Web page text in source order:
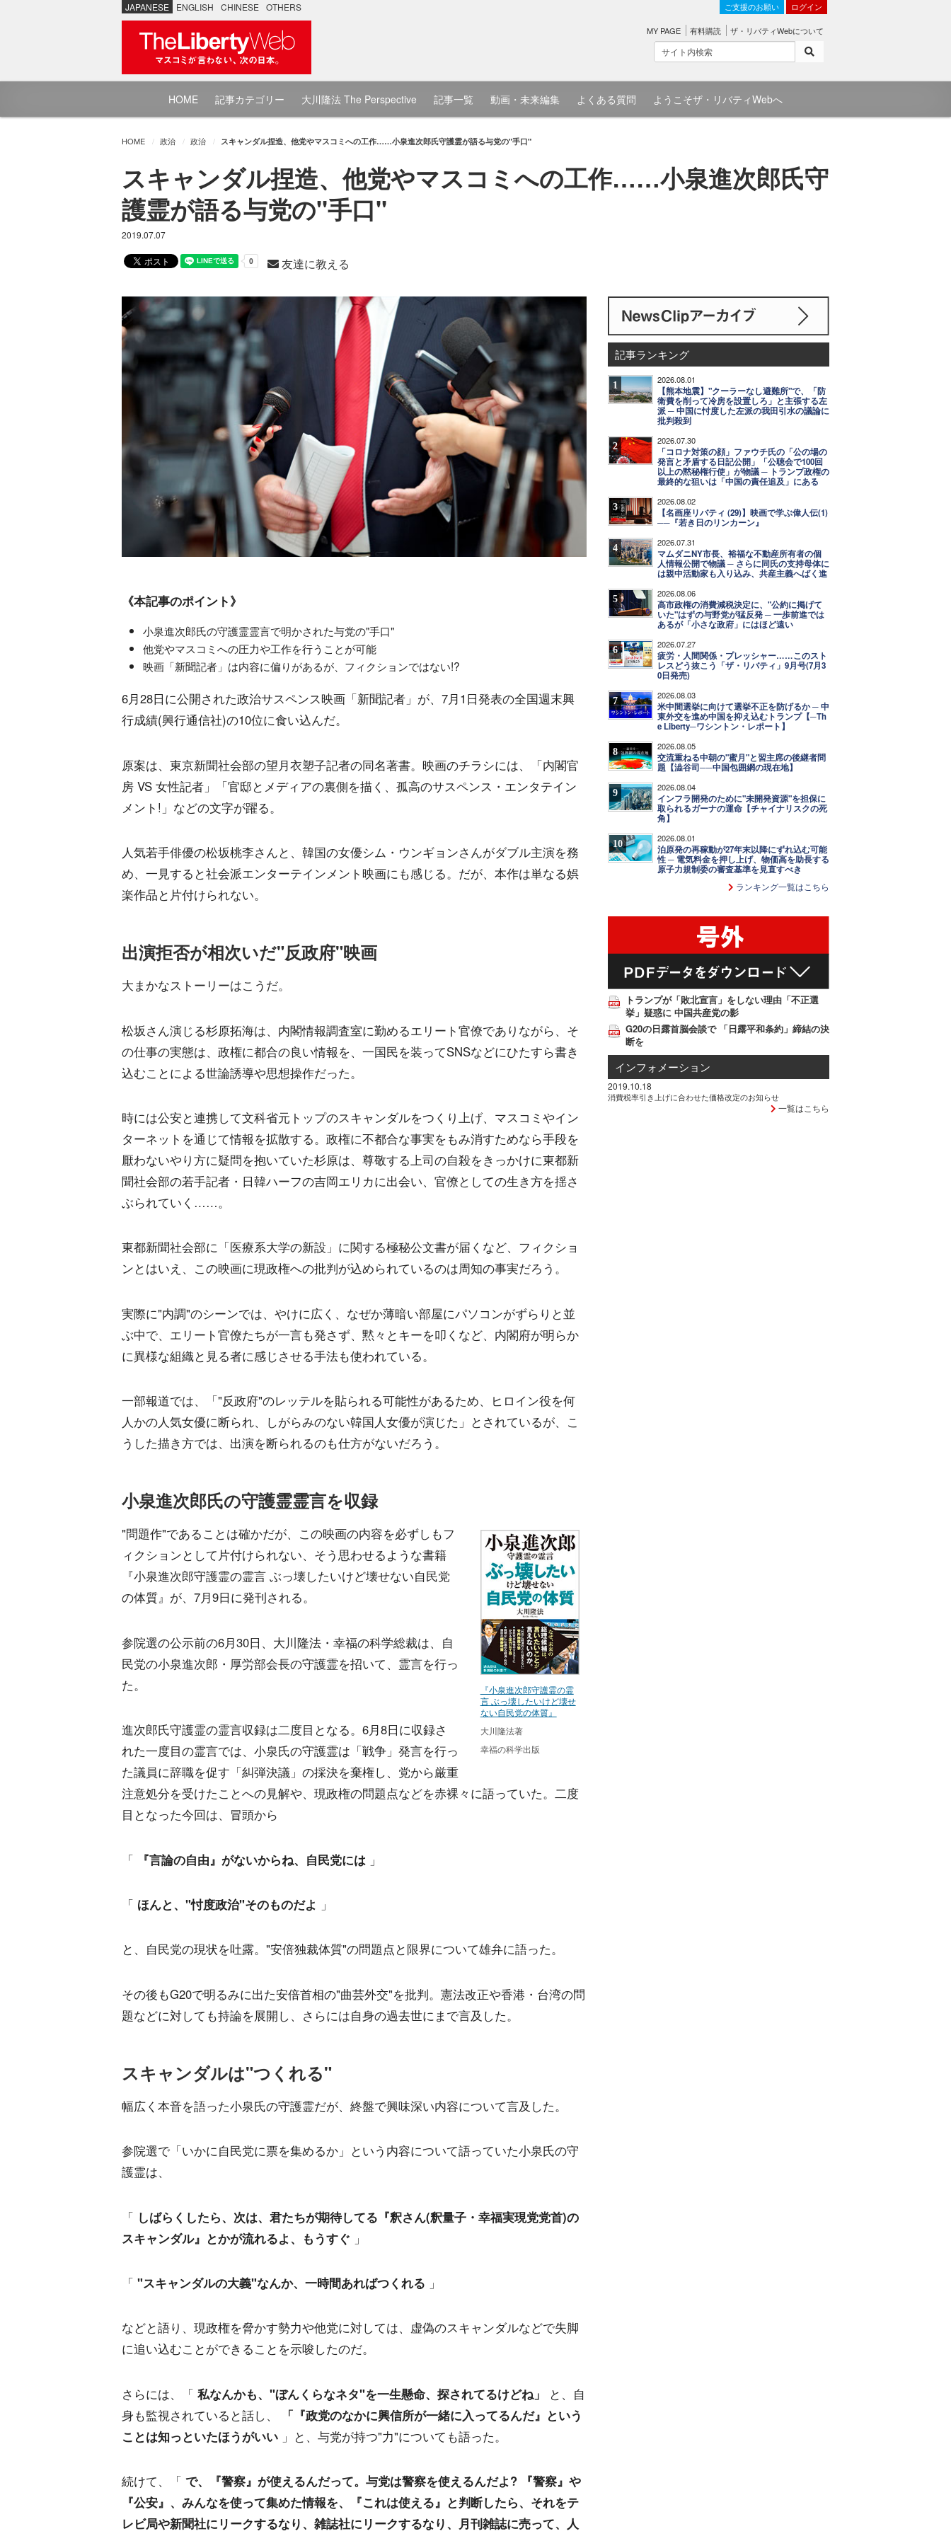
JAPANESE ENGLISH CHINESE OTHERS ご支援のお願い ログイン
MY PAGE 有料購読 ザ・リバティWebについて
HOME 記事カテゴリー 大川隆法 The Perspective 記事一覧 動画・未来編集 よくある質問 ようこそザ・リバティWebへ
HOME 政治 政治 スキャンダル捏造、他党やマスコミへの工作……小泉進次郎氏守護霊が語る与党の"手口"
スキャンダル捏造、他党やマスコミへの工作……小泉進次郎氏守
護霊が語る与党の"手口"
2019.07.07
友達に教える
《本記事のポイント》
小泉進次郎氏の守護霊霊言で明かされた与党の"手口"
他党やマスコミへの圧力や工作を行うことが可能
映画「新聞記者」は内容に偏りがあるが、フィクションではない!?
6月28日に公開された政治サスペンス映画「新聞記者」が、7月1日発表の全国週末興
行成績(興行通信社)の10位に食い込んだ。
原案は、東京新聞社会部の望月衣塑子記者の同名著書。映画のチラシには、「内閣官
房 VS 女性記者」「官邸とメディアの裏側を描く、孤高のサスペンス・エンタテイン
メント!」などの文字が躍る。
人気若手俳優の松坂桃李さんと、韓国の女優シム・ウンギョンさんがダブル主演を務
め、一見すると社会派エンターテインメント映画にも感じる。だが、本作は単なる娯
楽作品と片付けられない。
出演拒否が相次いだ"反政府"映画
大まかなストーリーはこうだ。
松坂さん演じる杉原拓海は、内閣情報調査室に勤めるエリート官僚でありながら、そ
の仕事の実態は、政権に都合の良い情報を、一国民を装ってSNSなどにひたすら書き
込むことによる世論誘導や思想操作だった。
時には公安と連携して文科省元トップのスキャンダルをつくり上げ、マスコミやイン
ターネットを通じて情報を拡散する。政権に不都合な事実をもみ消すためなら手段を
厭わないやり方に疑問を抱いていた杉原は、尊敬する上司の自殺をきっかけに東都新
聞社会部の若手記者・日韓ハーフの吉岡エリカに出会い、官僚としての生き方を揺さ
ぶられていく……。
東都新聞社会部に「医療系大学の新設」に関する極秘公文書が届くなど、フィクショ
ンとはいえ、この映画に現政権への批判が込められているのは周知の事実だろう。
実際に"内調"のシーンでは、やけに広く、なぜか薄暗い部屋にパソコンがずらりと並
ぶ中で、エリート官僚たちが一言も発さず、黙々とキーを叩くなど、内閣府が明らか
に異様な組織と見る者に感じさせる手法も使われている。
一部報道では、「"反政府"のレッテルを貼られる可能性があるため、ヒロイン役を何
人かの人気女優に断られ、しがらみのない韓国人女優が演じた」とされているが、こ
うした描き方では、出演を断られるのも仕方がないだろう。
小泉進次郎氏の守護霊霊言を収録
『小泉進次郎守護霊の霊
言 ぶっ壊したいけど壊せ
ない自民党の体質』
大川隆法著
幸福の科学出版
"問題作"であることは確かだが、この映画の内容を必ずしもフ
ィクションとして片付けられない、そう思わせるような書籍
『小泉進次郎守護霊の霊言 ぶっ壊したいけど壊せない自民党
の体質』が、7月9日に発刊される。
参院選の公示前の6月30日、大川隆法・幸福の科学総裁は、自
民党の小泉進次郎・厚労部会長の守護霊を招いて、霊言を行っ
た。
進次郎氏守護霊の霊言収録は二度目となる。6月8日に収録さ
れた一度目の霊言では、小泉氏の守護霊は「戦争」発言を行っ
た議員に辞職を促す「糾弾決議」の採決を棄権し、党から厳重
注意処分を受けたことへの見解や、現政権の問題点などを赤裸々に語っていた。二度
目となった今回は、冒頭から
「 『言論の自由』がないからね、自民党には 」
「 ほんと、"忖度政治"そのものだよ 」
と、自民党の現状を吐露。"安倍独裁体質"の問題点と限界について雄弁に語った。
その後もG20で明るみに出た安倍首相の"曲芸外交"を批判。憲法改正や香港・台湾の問
題などに対しても持論を展開し、さらには自身の過去世にまで言及した。
スキャンダルは"つくれる"
幅広く本音を語った小泉氏の守護霊だが、終盤で興味深い内容について言及した。
参院選で「いかに自民党に票を集めるか」という内容について語っていた小泉氏の守
護霊は、
「 しばらくしたら、次は、君たちが期待してる『釈さん(釈量子・幸福実現党党首)の
スキャンダル』とかが流れるよ、もうすぐ 」
「 "スキャンダルの大義"なんか、一時間あればつくれる 」
などと語り、現政権を脅かす勢力や他党に対しては、虚偽のスキャンダルなどで失脚
に追い込むことができることを示唆したのだ。
さらには、「 私なんかも、"ぼんくらなネタ"を一生懸命、探されてるけどね」
と、自
身も監視されていると話し、
「『政党のなかに興信所が一緒に入ってるんだ』という
ことは知っといたほうがいい 」と、与党が持つ"力"についても語った。
続けて、「 で、『警察』が使えるんだって。与党は警察を使えるんだよ? 『警察』や
『公安』、みんなを使って集めた情報を、『これは使える』と判断したら、それをテ
レビ局や新聞社にリークするなり、雑誌社にリークするなり、月刊雑誌に売って、人
記事ランキング
1 2026.08.01
【熊本地震】"クーラーなし避難所"で、「防
衛費を削って冷房を設置しろ」と主張する左
派 ─ 中国に忖度した左派の我田引水の議論に
批判殺到
2 2026.07.30
「コロナ対策の顔」ファウチ氏の「公の場の
発言と矛盾する日記公開」「公聴会で100回
以上の黙秘権行使」が物議 ─ トランプ政権の
最終的な狙いは「中国の責任追及」にある
3 2026.08.02
【名画座リバティ (29)】映画で学ぶ偉人伝(1)
──『若き日のリンカーン』
4 2026.07.31
マムダニNY市長、裕福な不動産所有者の個
人情報公開で物議 ─ さらに同氏の支持母体に
は親中活動家も入り込み、共産主義へばく進
5 2026.08.06
高市政権の消費減税決定に、"公約に掲げて
いた"はずの与野党が猛反発 ─ 一歩前進では
あるが「小さな政府」にはほど遠い
6 2026.07.27
疲労・人間関係・プレッシャー……このスト
レスどう抜こう「ザ・リバティ」9月号(7月3
0日発売)
7 2026.08.03
米中間選挙に向けて選挙不正を防げるか ─ 中
東外交を進め中国を抑え込むトランプ【─Th
e Liberty─ワシントン・レポート】
8 2026.08.05
交流重ねる中朝の"蜜月"と習主席の後継者問
題【澁谷司──中国包囲網の現在地】
9 2026.08.04
インフラ開発のために"未開発資源"を担保に
取られるガーナの運命【チャイナリスクの死
角】
10 2026.08.01
泊原発の再稼動が27年末以降にずれ込む可能
性 ─ 電気料金を押し上げ、物価高を助長する
原子力規制委の審査基準を見直すべき
ランキング一覧はこちら
トランプが「敗北宣言」をしない理由「不正選
挙」疑惑に 中国共産党の影
G20の日露首脳会談で 「日露平和条約」締結の決
断を
インフォメーション
2019.10.18
消費税率引き上げに合わせた価格改定のお知らせ
一覧はこちら